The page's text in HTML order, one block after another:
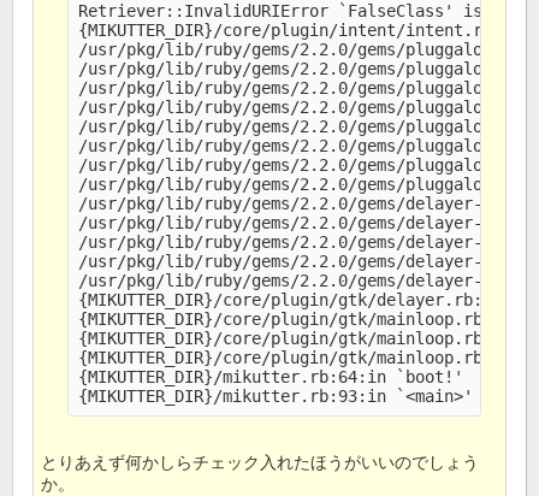
Retriever::InvalidURIError `FalseClass' is not
{MIKUTTER_DIR}/core/plugin/intent/
/usr/pkg/lib/ruby/gems/2.2.0/gems/
/usr/pkg/lib/ruby/gems/2.2.0/gems/
/usr/pkg/lib/ruby/gems/2.2.0/gems/
/usr/pkg/lib/ruby/gems/2.2.0/gems/pluggaloid-
/usr/pkg/lib/ruby/gems/2.2.0/gems/
/usr/pkg/lib/ruby/gems/2.2.0/gems/
/usr/pkg/lib/ruby/gems/2.2.0/gems/
/usr/pkg/lib/ruby/gems/2.2.0/gems/
/usr/pkg/lib/ruby/gems/2.2.0/gems/delayer-
/usr/pkg/lib/ruby/gems/2.2.0/gems/delayer-
/usr/pkg/lib/ruby/gems/2.2.0/gems/delayer-
/usr/pkg/lib/ruby/gems/2.2.0/gems/delayer-
/usr/pkg/lib/ruby/gems/2.2.0/gems/delayer-
{MIKUTTER_DIR}/core/plugin/gtk/
{MIKUTTER_DIR}/core/plugin/gtk/
{MIKUTTER_DIR}/core/plugin/gtk/
{MIKUTTER_DIR}/core/plugin/gtk/
{MIKUTTER_DIR}/mikutter.rb:64:in `boot!'
とりあえず何かしらチェック入れたほうがいいのでしょう
か。